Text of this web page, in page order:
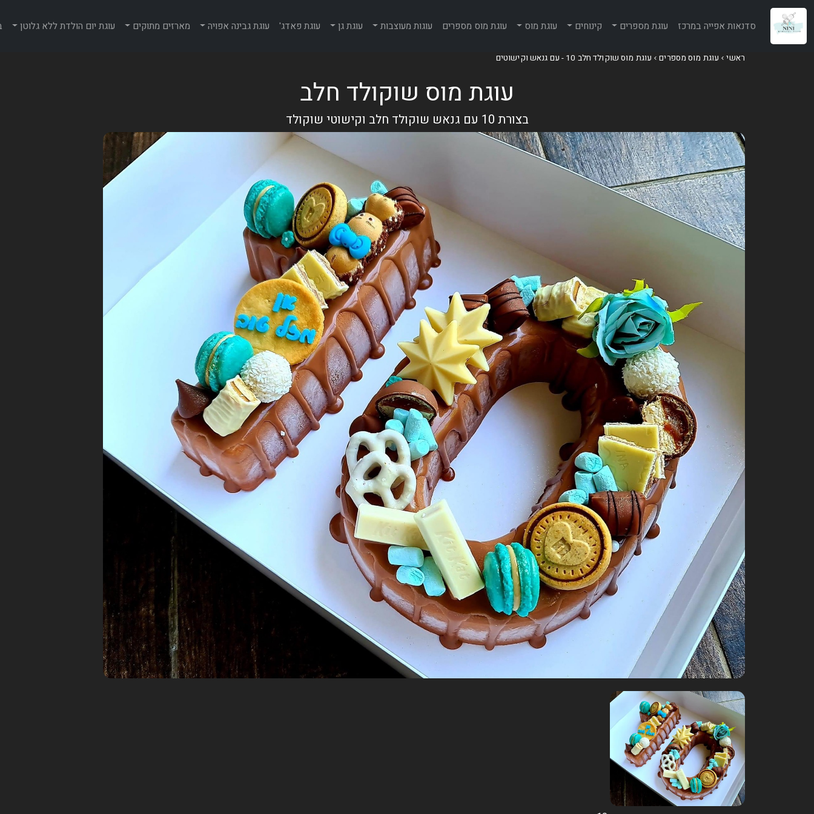
סדנאות אפייה במרכז עוגת מספרים קינוחים עוגת מוס עוגת מוס מספרים עוגות מעוצבות עוגת גן עוגת פאדג' עוגת גבינה אפויה מארזים מתוקים עוגת יום הולדת ללא גלוטן
ראשי עוגת מוס מספרים עוגת מוס שוקולד חלב 10 - עם גנאש וקישוטים
עוגת מוס שוקולד חלב
בצורת 10 עם גנאש שוקולד חלב וקישוטי שוקולד